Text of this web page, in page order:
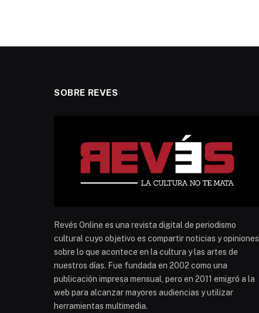
SOBRE REVES
Revés Online es una revista digital de periodismo
cultural cuyo objetivo es compartir noticias y opiniones
sobre lo que acontece en la cultura y las artes de
nuestros días. Fue fundada en 2002 como una
publicación impresa mensual, pero en 2011 emigró a la
web para alcanzar mayores audiencias y utilizar
herramientas multimedia.